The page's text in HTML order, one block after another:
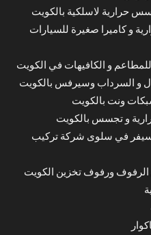
حرارية لاسلكية بالكويت
و كاميرا صغيرة للسيارات
و الكافيهات في الكويت
و السرداب وسيرفس بالكويت
ونت بالكويت
و تجسس بالكويت
في سلوى شركة تركيب
الرفوف ورفوف تخزين الكويت